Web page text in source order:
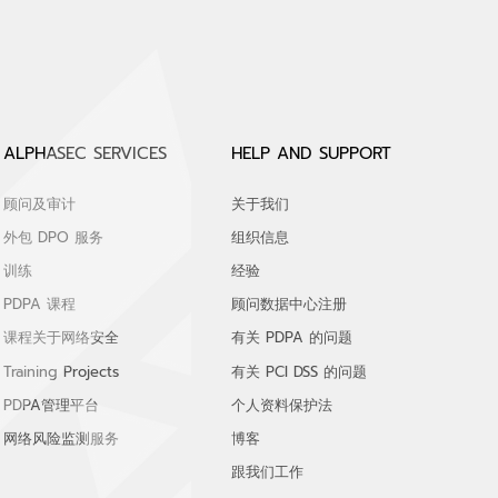
ALPHASEC SERVICES
顾问及审计
外包 DPO 服务
训练
PDPA 课程
课程关于网络安全
Training Projects
PDPA管理平台
网络风险监测服务
HELP AND SUPPORT
关于我们
组织信息
经验
顾问数据中心注册
有关 PDPA 的问题
有关 PCI DSS 的问题
个人资料保护法
博客
跟我们工作